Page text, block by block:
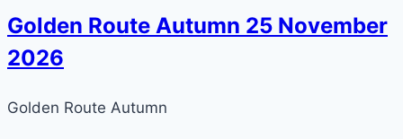
Golden Route Autumn 25 November
2026
Golden Route Autumn